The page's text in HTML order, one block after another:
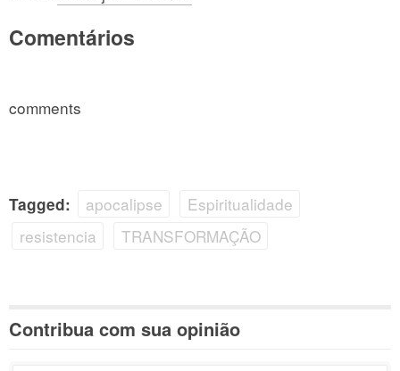
Comentários
comments
Tagged: apocalipse
Espiritualidade
resistencia
TRANSFORMAÇÃO
Contribua com sua opinião